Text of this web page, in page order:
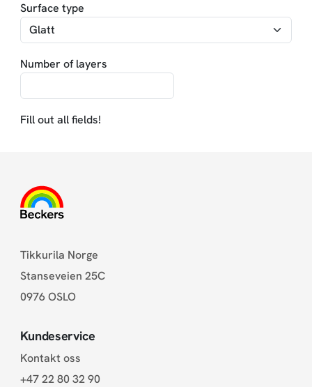
Surface type
Number of layers
Fill out all fields!
Tikkurila Norge
Stanseveien 25C
0976 OSLO
Kundeservice
Kontakt oss
+47 22 80 32 90